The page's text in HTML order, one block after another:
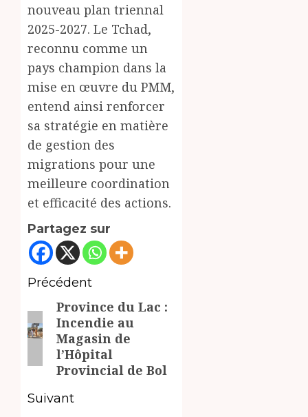
nouveau plan triennal
2025-2027. Le Tchad,
reconnu comme un
pays champion dans la
mise en œuvre du PMM,
entend ainsi renforcer
sa stratégie en matière
de gestion des
migrations pour une
meilleure coordination
et efficacité des actions.
Partagez sur
Navigation
d’article
Précédent
Article
précédent:
Province du Lac :
Incendie au
Magasin de
l’Hôpital
Provincial de Bol
Suivant